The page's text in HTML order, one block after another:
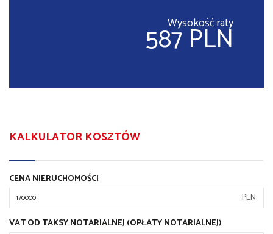
Wysokość raty
587 PLN
KALKULATOR KOSZTÓW
CENA NIERUCHOMOŚCI
PLN
VAT OD TAKSY NOTARIALNEJ (OPŁATY NOTARIALNEJ)